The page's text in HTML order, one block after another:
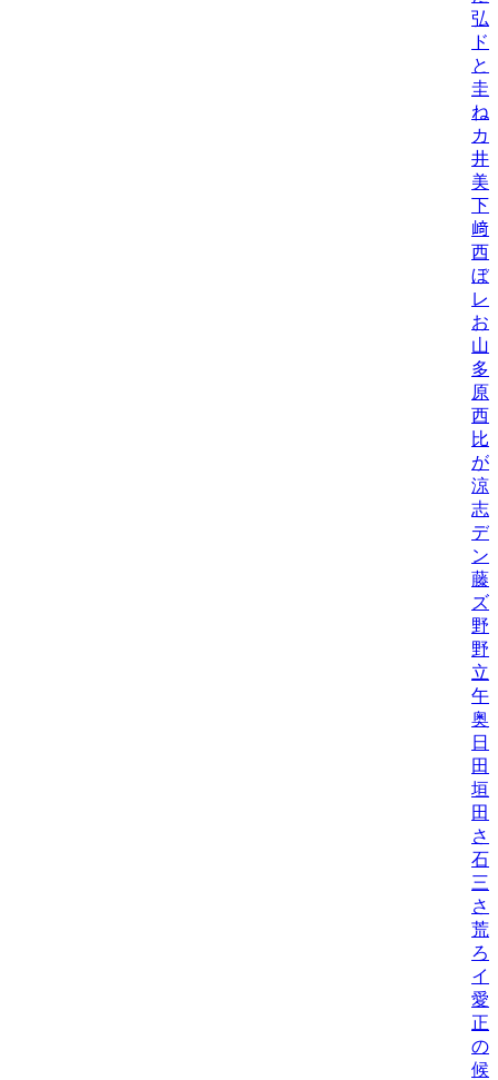
弘
ド
と
圭/
ね
カ
井
美/
下
﨑
西
ぼ/
レ
お
山
多
原
西
比
が
涼/
志
デ
ン
藤
ズ
野
野
立
午
奥
日
田
垣
田
さ
石
三
さ
荒
ろ
イ
愛
正
の
候/